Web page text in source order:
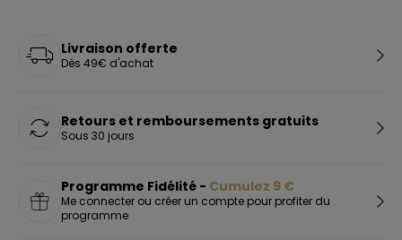
Livraison offerte
Dès 49€ d'achat
Retours et remboursements gratuits
Sous 30 jours
Programme Fidélité - Cumulez 9 €
Me connecter ou créer un compte pour profiter du
programme